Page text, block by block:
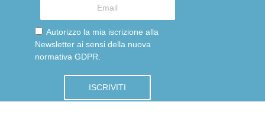
Autorizzo la mia iscrizione alla
Newsletter ai sensi della nuova
normativa GDPR.